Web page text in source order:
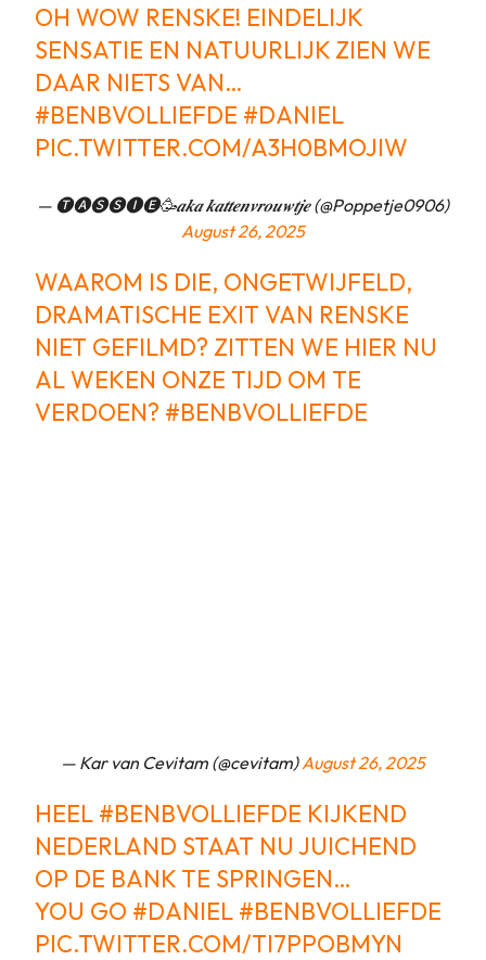
OH WOW RENSKE! EINDELIJK
SENSATIE EN NATUURLIJK ZIEN WE
DAAR NIETS VAN…
#BENBVOLLIEFDE #DANIEL
PIC.TWITTER.COM/A3H0BMOJIW
— 🅣🅐🅢🅢🅘🅔🥳𝒂𝒌𝒂 𝒌𝒂𝒕𝒕𝒆𝒏𝒗𝒓𝒐𝒖𝒘𝒕𝒋𝒆 (@Poppetje0906)
August 26, 2025
WAAROM IS DIE, ONGETWIJFELD,
DRAMATISCHE EXIT VAN RENSKE
NIET GEFILMD? ZITTEN WE HIER NU
AL WEKEN ONZE TIJD OM TE
VERDOEN? #BENBVOLLIEFDE
— Kar van Cevitam (@cevitam)August 26, 2025
HEEL #BENBVOLLIEFDE KIJKEND
NEDERLAND STAAT NU JUICHEND
OP DE BANK TE SPRINGEN…
YOU GO #DANIEL #BENBVOLLIEFDE
PIC.TWITTER.COM/TI7PPOBMYN